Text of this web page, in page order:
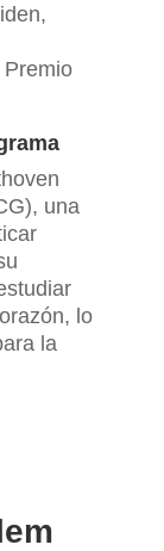
una
lo
la